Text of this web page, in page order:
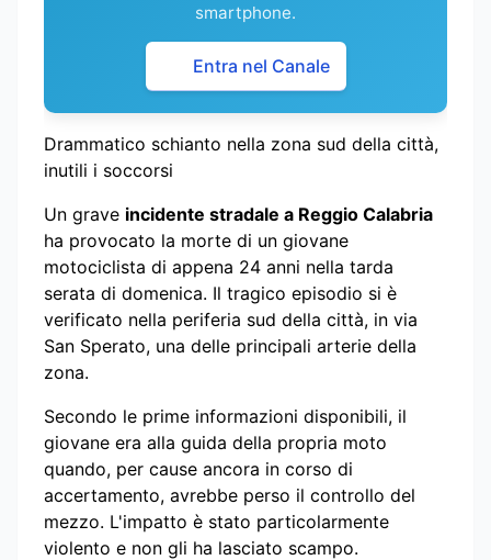
smartphone.
Entra nel Canale
Drammatico schianto nella zona sud della città,
inutili i soccorsi
Un grave incidente stradale a Reggio Calabria
ha provocato la morte di un giovane
motociclista di appena 24 anni nella tarda
serata di domenica. Il tragico episodio si è
verificato nella periferia sud della città, in via
San Sperato, una delle principali arterie della
zona.
Secondo le prime informazioni disponibili, il
giovane era alla guida della propria moto
quando, per cause ancora in corso di
accertamento, avrebbe perso il controllo del
mezzo. L'impatto è stato particolarmente
violento e non gli ha lasciato scampo.